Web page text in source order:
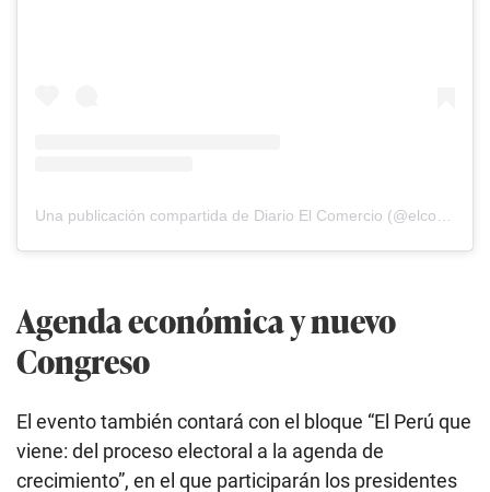
Agenda económica y nuevo
Congreso
El evento también contará con el bloque “El Perú que
viene: del proceso electoral a la agenda de
crecimiento”, en el que participarán los presidentes